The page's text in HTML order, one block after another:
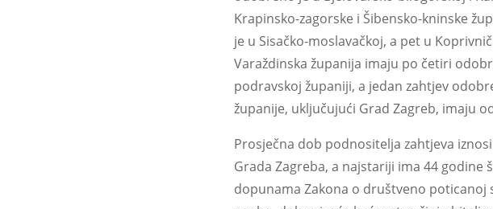
Krapinsko-zagorske i Šibensko-kninske
je u Sisačko-moslavačkoj, a pet u
Varaždinska županija imaju po četiri
podravskoj županiji, a jedan zahtjev
županije, uključujući Grad Zagreb, imaju
Prosječna dob podnositelja zahtjeva
Grada Zagreba, a najstariji ima 44
dopunama Zakona o društveno poticanoj